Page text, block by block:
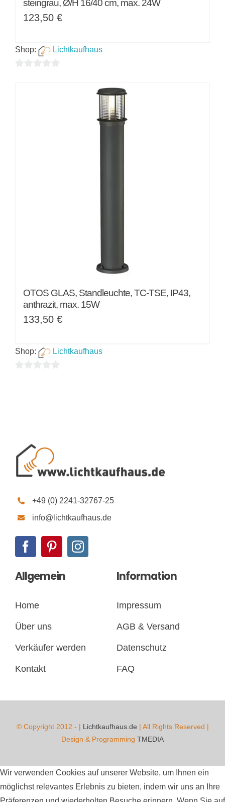
steingrau, Ø/H 16/40 cm, max. 24W
123,50 €
Shop: Lichtkaufhaus
OTOS GLAS, Standleuchte, TC-TSE, IP43,
anthrazit, max. 15W
133,50 €
Shop: Lichtkaufhaus
+49 (0) 2241-32767-25
info@lichtkaufhaus.de
Allgemein
Home
Über uns
Verkäufer werden
Kontakt
Information
Impressum
AGB & Versand
Datenschutz
FAQ
© Copyright 2012 - | Lichtkaufhaus.de | All Rights Reserved |
Design & Programming TMEDIA
Wir verwenden Cookies auf unserer Website, um Ihnen ein
möglichst relevantes Erlebnis zu bieten, indem wir uns an Ihre